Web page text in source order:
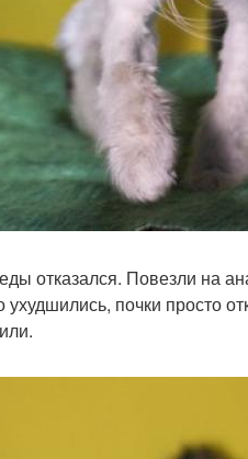
отказался. Повезли на
почки просто